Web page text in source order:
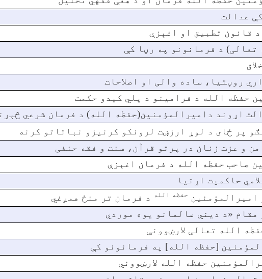
عدالت
قانون تطبیق او اغېزې
د فرمانونو په رڼا کې
روڼتيا، ساده والی او اصلاحات
حفظه الله د فرامینو د پلي کيدو حکمت
اړوند دامیرالمؤمنین(حفظه الله) د فرمان شرعي
پر ځای د لوړ ارزښت لرونکو کرنیزو نباتاتو کرنه
و عزت زنان در پرتو قرآن، سنت و فقه حنفی
صاحب حفظه الله د فرمان اغېزې
حاکمیت اړتیا
اميرالمؤمنين حفظه الله
د فرمان تر منځ همږغي
مقام «د دیني عالمانو یوه موردي
الله تعالی لارښوونې
[حفظه الله] په فرمانونو کې
حفظه الله لارښووني